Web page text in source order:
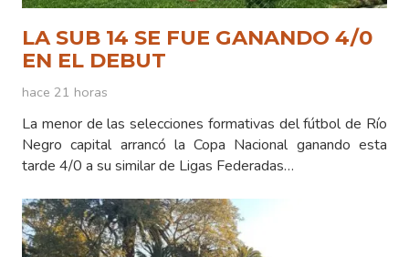
LA SUB 14 SE FUE GANANDO 4/0
EN EL DEBUT
hace 21 horas
La menor de las selecciones formativas del fútbol de Río
Negro capital arrancó la Copa Nacional ganando esta
tarde 4/0 a su similar de Ligas Federadas…